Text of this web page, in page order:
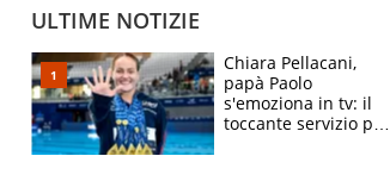
ULTIME NOTIZIE
Chiara Pellacani,
papà Paolo
s'emoziona in tv: il
toccante servizio per